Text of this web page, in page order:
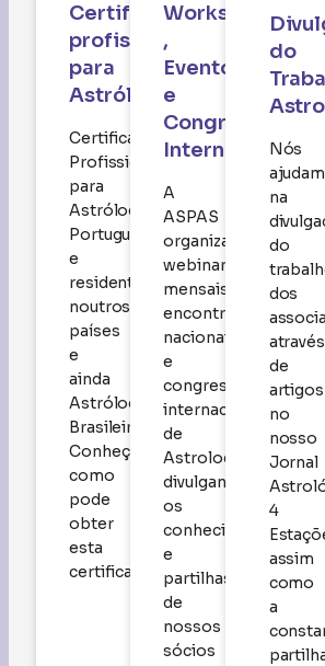
Certificação
profissional
para
Astrólogos
Certificação
Profissional
para
Astrólogos
Portugueses
e
residentes
noutros
países
e
ainda
Astrólogos
Brasileiros.
Conheça
como
pode
obter
esta
certificação
Workshops
,
Eventos
e
Congressos
Internacionais
A
ASPAS
organiza
webinars
mensais,
encontros
nacionais
e
congressos
internacionais
de
Astrologia
divulgando
os
conhecimentos
e
partilhas
de
nossos
sócios
do
Nós
na
do
dos
através
de
artigos
no
nosso
Jornal
4
assim
como
a